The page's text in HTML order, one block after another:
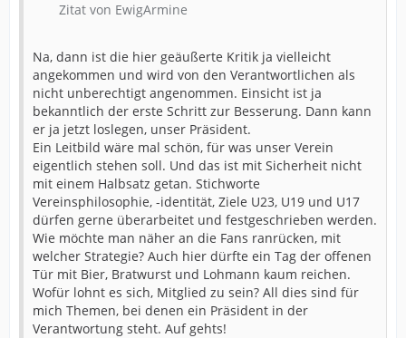
schon, dass das ein Thema ist, das die Mitgliedschaft
kommentieren sollte.
Bezüglich der Identität kann ich nur sagen, dass ich zu
100% mitgehen würde, wenn das, was als Phrasen
gedroschen wird, auch gelebt wird.
Aber gut, der Präsident fängt ja gerade an, sich zu
äußern, mal sehen, was da noch kommt. Der „Weckruf“
hier aus dem Forum scheint jedenfalls gelungen.
Zitat von EwigArmine
Na, dann ist die hier geäußerte Kritik ja vielleicht
angekommen und wird von den Verantwortlichen als
nicht unberechtigt angenommen. Einsicht ist ja
bekanntlich der erste Schritt zur Besserung. Dann kann
er ja jetzt loslegen, unser Präsident.
Ein Leitbild wäre mal schön, für was unser Verein
eigentlich stehen soll. Und das ist mit Sicherheit nicht
mit einem Halbsatz getan. Stichworte
Vereinsphilosophie, -identität, Ziele U23, U19 und U17
dürfen gerne überarbeitet und festgeschrieben werden.
Wie möchte man näher an die Fans ranrücken, mit
welcher Strategie? Auch hier dürfte ein Tag der offenen
Tür mit Bier, Bratwurst und Lohmann kaum reichen.
Wofür lohnt es sich, Mitglied zu sein? All dies sind für
mich Themen, bei denen ein Präsident in der
Verantwortung steht. Auf gehts!